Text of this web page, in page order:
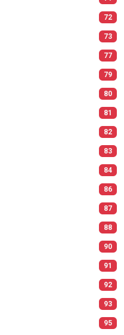
72
73
77
79
80
81
82
83
84
86
87
88
90
91
92
93
95